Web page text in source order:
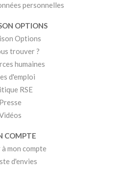
personnelles
OPTIONS
Options
trouver ?
humaines
d'emploi
RSE
Presse
COMPTE
mon compte
d'envies